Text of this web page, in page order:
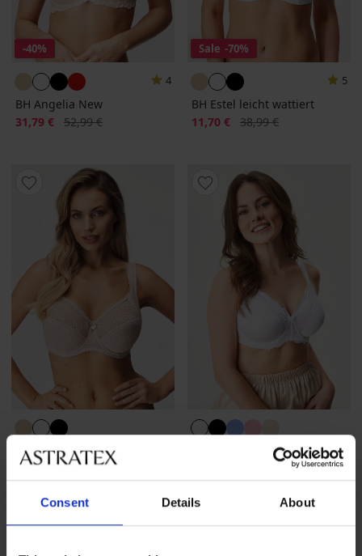
Consent Details About
-40%
4
BH Angelia New
Rabatt
31,79 € Alter Preis
52,99 €
Sale -70%
5
BH Estel leicht wattiert
Rabatt
11,70 € Alter Preis
38,99 €
BESTSELLER
BH Lira halb wattiert
57,99 €
BH Triumph Ladyform Soft
47,99 €